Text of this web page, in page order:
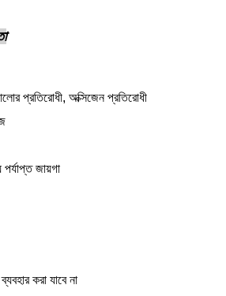
প্রতিরোধী, অক্সিজেন প্রতিরোধী
জায়গা
করা যাবে না